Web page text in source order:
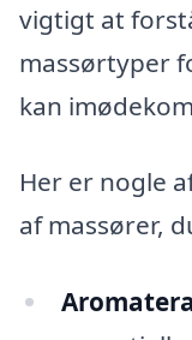
vigtigt at
massørtyper
kan
Her er nogle
af massører,